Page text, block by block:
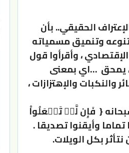
الحقيقي.. بأن
تنوعه وتنميق مسمياته
، وأقرأوا قول
}، يمحق …اي بمعنى
والنكبات والإهتزازات ،
سبحانه { فَإِن لَّمۡ تَفۡعَلُواْ
وأيقنوا تصديقا .
نتأثر بكل الويلات.